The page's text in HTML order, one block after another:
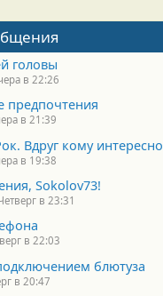
головы
в 22:26
предпочтения
в 21:39
Вдруг кому интересно
в 19:38
Sokolov73!
в 23:31
в 22:03
блютуза
в 20:47